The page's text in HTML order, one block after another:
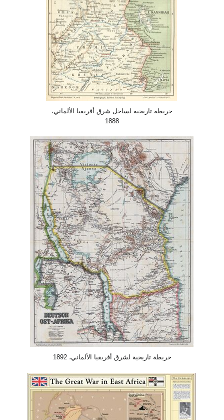
خريطة تاريخية لساحل شرق أفريقيا الألماني،
1888
خريطة تاريخية لشرق أفريقيا الألماني، 1892